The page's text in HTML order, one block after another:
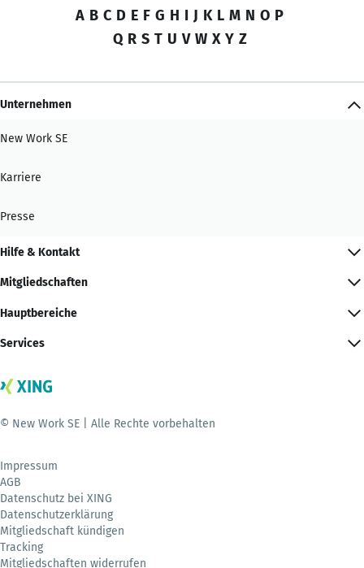
A B C D E F G H I J K L M N O P
Q R S T U V W X Y Z
Unternehmen
New Work SE
Karriere
Presse
Hilfe & Kontakt
Mitgliedschaften
Hauptbereiche
Services
© New Work SE | Alle Rechte vorbehalten
Impressum
AGB
Datenschutz bei XING
Datenschutzerklärung
Mitgliedschaft kündigen
Tracking
Mitgliedschaften widerrufen